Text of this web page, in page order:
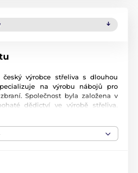
výrobce střeliva s dlouhou
na výrobu nábojů pro
Společnost byla založena v
dědictví ve výrobě střeliva.
širokou škálu střeliva pro různé
používány střelci, lovci a